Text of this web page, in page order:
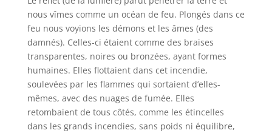
nous vîmes comme un océan de feu. Plongés dans ce
feu nous voyions les démons et les âmes (des
damnés). Celles-ci étaient comme des braises
transparentes, noires ou bronzées, ayant formes
humaines. Elles flottaient dans cet incendie,
soulevées par les flammes qui sortaient d’elles-
mêmes, avec des nuages de fumée. Elles
retombaient de tous côtés, comme les étincelles
dans les grands incendies, sans poids ni équilibre,